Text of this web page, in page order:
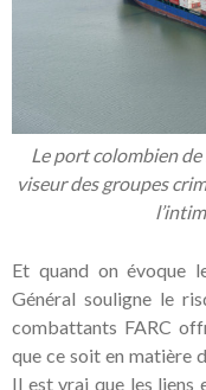
Le port colombien
viseur des groupes
Et quand on évoque
Général souligne le
combattants FARC
que ce soit en matière
Il est vrai que les liens